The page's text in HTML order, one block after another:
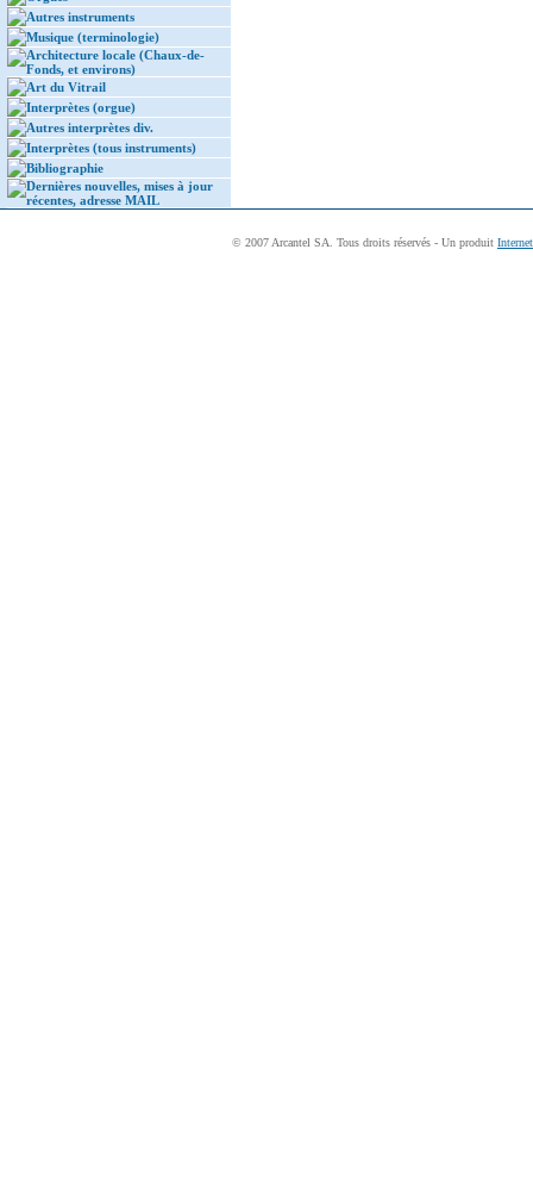
Autres instruments
Musique (terminologie)
Architecture locale (Chaux-de-
Fonds, et environs)
Art du Vitrail
Interprètes (orgue)
Autres interprètes div.
Interprètes (tous instruments)
Bibliographie
Dernières nouvelles, mises à jour
récentes, adresse MAIL
© 2007 Arcantel SA. Tous droits réservés - Un produit